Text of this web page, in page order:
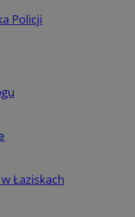
Policji
Łaziskach